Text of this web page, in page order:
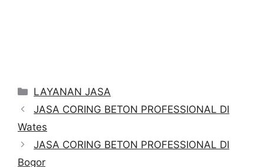
Categories
LAYANAN JASA
JASA CORING BETON PROFESSIONAL DI
Wates
JASA CORING BETON PROFESSIONAL DI
Bogor